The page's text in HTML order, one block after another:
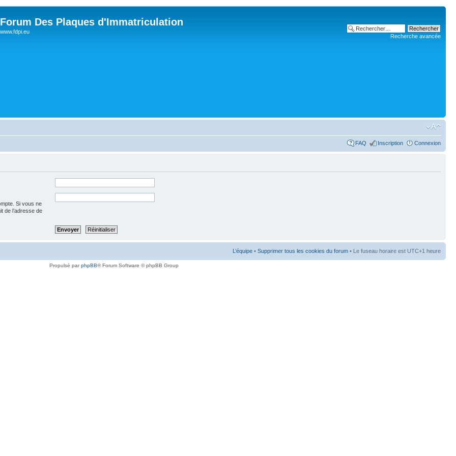
Forum Des Plaques d'Immatriculation
www.fdpi.eu
Recherche avancée
FAQ Inscription Connexion
Si vous ne
de l’adresse de
L’équipe • Supprimer tous les cookies du forum • Le fuseau horaire est UTC+1 heure
Propulsé parphpBB® Forum Software © phpBB Group